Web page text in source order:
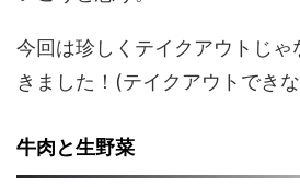
今回は珍しくテイクアウトじゃ
きました！(テイクアウトでき
牛肉と生野菜